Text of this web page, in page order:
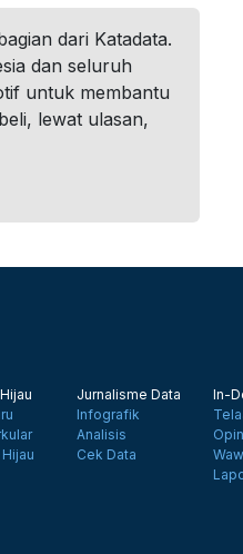
dari Katadata.
dan seluruh
untuk membantu
lewat ulasan,
Jurnalisme Data
Infografik
Analisis
Cek Data
In-